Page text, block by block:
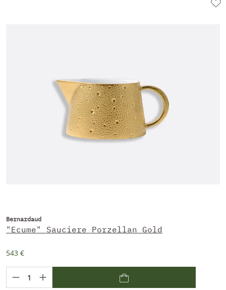
Bernardaud
"Ecume" Sauciere Porzellan Gold
543 €